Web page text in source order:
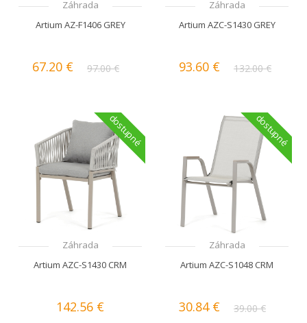
Záhrada
Artium AZ-F1406 GREY
67.20 € 97.00 €
Záhrada
Artium AZC-S1430 GREY
93.60 € 132.00 €
Záhrada
Artium AZC-S1430 CRM
142.56 €
dostupné
Záhrada
Artium AZC-S1048 CRM
30.84 € 39.00 €
dostupné